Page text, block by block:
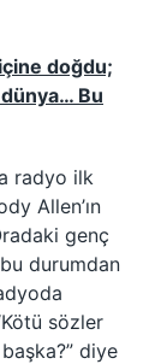
doğdu;
Bu
radyo ilk
Allen’ın
genç
durumdan
sözler
diye